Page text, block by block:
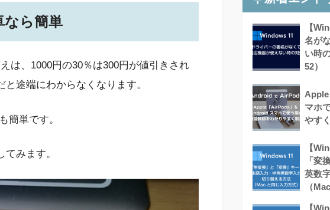
なら簡単
は、1000円の30％は300円が値引きされ
途端にわからなくなります。
簡単です。
みます。
【
名が
い時
52）
マホ
やす
【
「変
英数
（
【